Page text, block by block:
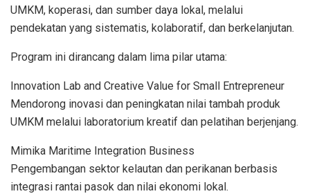
UMKM, koperasi, dan sumber daya lokal, melalui
pendekatan yang sistematis, kolaboratif, dan berkelanjutan.
Program ini dirancang dalam lima pilar utama:
Innovation Lab and Creative Value for Small Entrepreneur
Mendorong inovasi dan peningkatan nilai tambah produk
UMKM melalui laboratorium kreatif dan pelatihan berjenjang.
Mimika Maritime Integration Business
Pengembangan sektor kelautan dan perikanan berbasis
integrasi rantai pasok dan nilai ekonomi lokal.